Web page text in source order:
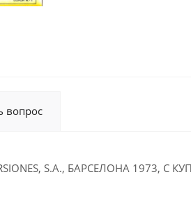
вопрос
S.A., БАРСЕЛОНА 1973, С